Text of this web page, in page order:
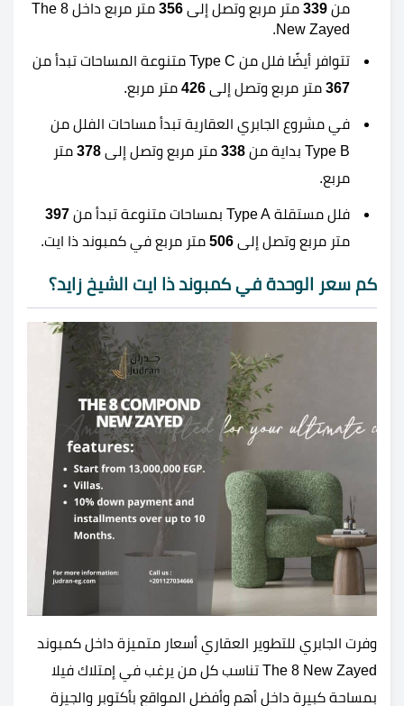
من 339 متر مربع وتصل إلى 356
متر مربع داخل The 8
New Zayed.
تتوافر أيضًا فلل من Type C متنوعة المساحات تبدأ من
367 متر مربع وتصل إلى 426 متر مربع.
في مشروع الجابري العقارية تبدأ مساحات الفلل من
Type B بداية من
338 متر مربع وتصل إلى 378 متر
مربع.
فلل مستقلة Type A بمساحات متنوعة تبدأ من
397
متر مربع وتصل إلى 506 متر مربع في كمبوند ذا ايت.
كم سعر الوحدة في كمبوند ذا ايت الشيخ زايد؟
وفرت الجابري للتطوير العقاري أسعار متميزة داخل كمبوند
The 8 New Zayed تناسب كل من يرغب في إمتلاك فيلا
بمساحة كبيرة داخل أهم وأفضل المواقع بأكتوبر والجيزة